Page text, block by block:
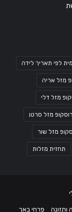
לפי תאריך לידה
מזל אריה
מזל דלי
מזל סרטן
מזל שור
תחזית מזלות
ותזונה פרחי באך